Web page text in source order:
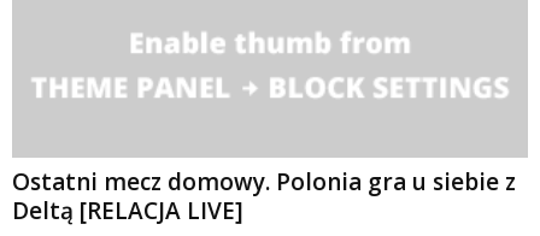
Ostatni mecz domowy. Polonia gra u siebie z
Deltą [RELACJA LIVE]